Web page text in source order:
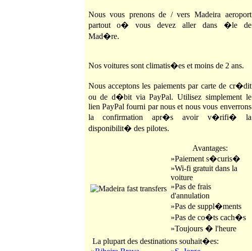
Nous vous prenons de / vers Madeira aeroport
partout o� vous devez aller dans �le de
Mad�re.
Nos voitures sont climatis�es et moins de 2 ans.
Nous acceptons les paiements par carte de cr�dit
ou de d�bit via PayPal. Utilisez simplement le
lien PayPal fourni par nous et nous vous enverrons
la confirmation apr�s avoir v�rifi� la
disponibilit� des pilotes.
Avantages:
»Paiement s�curis�
»Wi-fi gratuit dans la
voiture
»Pas de frais
d'annulation
»Pas de suppl�ments
»Pas de co�ts cach�s
»Toujours � l'heure
La plupart des destinations souhait�es: